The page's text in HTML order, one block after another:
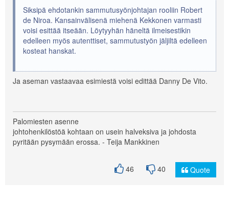
Siksipä ehdotankin sammutusyönjohtajan rooliin Robert
de Niroa. Kansainvälisenä miehenä Kekkonen varmasti
voisi esittää itseään. Löytyyhän häneltä ilmeisestikin
edelleen myös autenttiset, sammutustyön jäljiltä edelleen
kosteat hanskat.
Ja aseman vastaavaa esimiestä voisi edittää Danny De Vito.
Palomiesten asenne
johtohenkilöstöä kohtaan on usein halveksiva ja johdosta
pyritään pysymään erossa. - Teija Mankkinen
46 40 Quote